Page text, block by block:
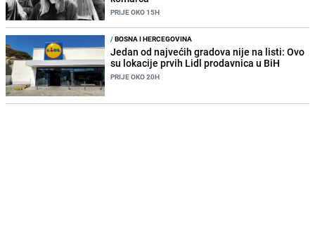
PRIJE OKO 15H
/BOSNA I HERCEGOVINA
Jedan od najvećih gradova nije na listi: Ovo
su lokacije prvih Lidl prodavnica u BiH
PRIJE OKO 20H